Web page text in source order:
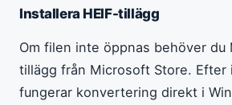
Installera HEIF-tillägg
Om filen inte öppnas behöver du
tillägg från Microsoft Store. Efter
fungerar konvertering direkt i